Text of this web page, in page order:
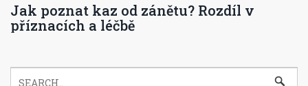
Jak poznat kaz od zánětu? Rozdíl v
příznacích a léčbě